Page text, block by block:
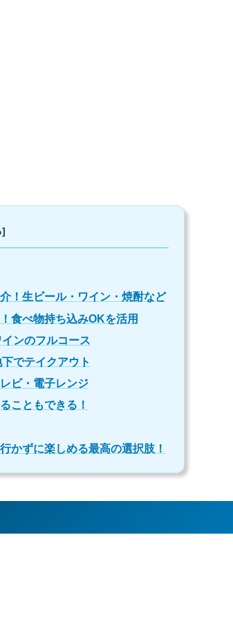
！生ビール・ワイン・焼酎など
食べ物持ち込みOKを活用
ンのフルコース
でテイクアウト
ビ・電子レンジ
こともできる！
かずに楽しめる最高の選択肢！